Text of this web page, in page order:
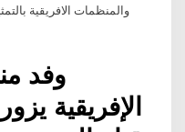
والمنظمات الافريقية
وفد
الإفريقية